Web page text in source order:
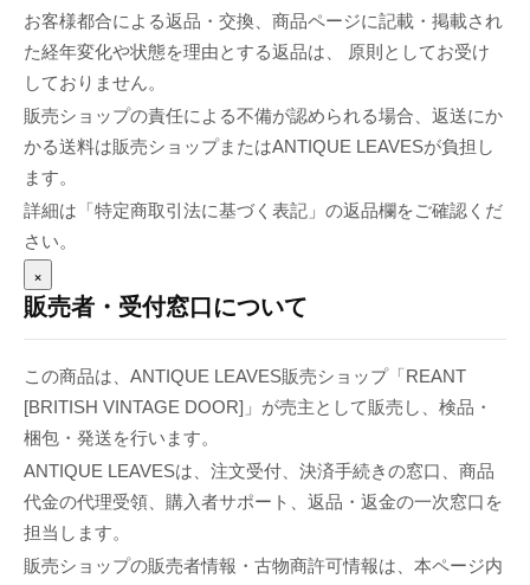
お客様都合による返品・交換、商品ページに記載・掲載され
た経年変化や状態を理由とする返品は、 原則としてお受け
しておりません。
販売ショップの責任による不備が認められる場合、返送にか
かる送料は販売ショップまたはANTIQUE LEAVESが負担し
ます。
詳細は「特定商取引法に基づく表記」の返品欄をご確認くだ
さい。
×
販売者・受付窓口について
この商品は、ANTIQUE LEAVES販売ショップ「REANT
[BRITISH VINTAGE DOOR]」が売主として販売し、検品・
梱包・発送を行います。
ANTIQUE LEAVESは、注文受付、決済手続きの窓口、商品
代金の代理受領、購入者サポート、返品・返金の一次窓口を
担当します。
販売ショップの販売者情報・古物商許可情報は、本ページ内